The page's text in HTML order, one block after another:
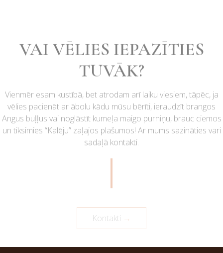
VAI VĒLIES IEPAZĪTIES
TUVĀK?
Vienmēr esam kustībā, bet atrodam arī laiku viesiem, tāpēc, ja
vēlies pacienāt ar ābolu kādu mūsu bērīti, ieraudzīt brangos
Angus buļļus vai noglāstīt kumeļa maigo purniņu, brauc ciemos
un tiksimies “Kalēju” zaļajos plašumos! Ar mums sazināties vari
sadaļā kontakti.
Kontakti